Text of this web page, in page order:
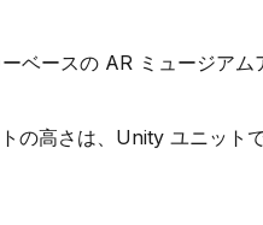
ベースの AR ミュージアム
の高さは、Unity ユニット